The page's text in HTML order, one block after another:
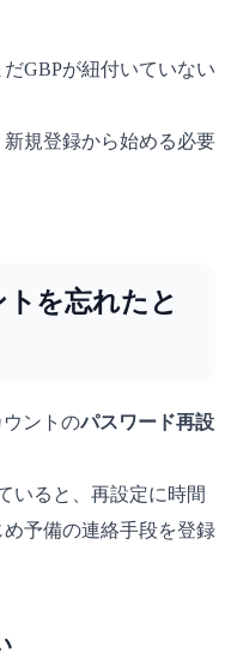
GBPが紐付いていない
規登録から始める必要
を忘れたと
ントのパスワード再設
いると、再設定に時間
予備の連絡手段を登録